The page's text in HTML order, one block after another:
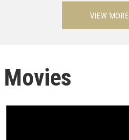
VIEW MORE
Movies